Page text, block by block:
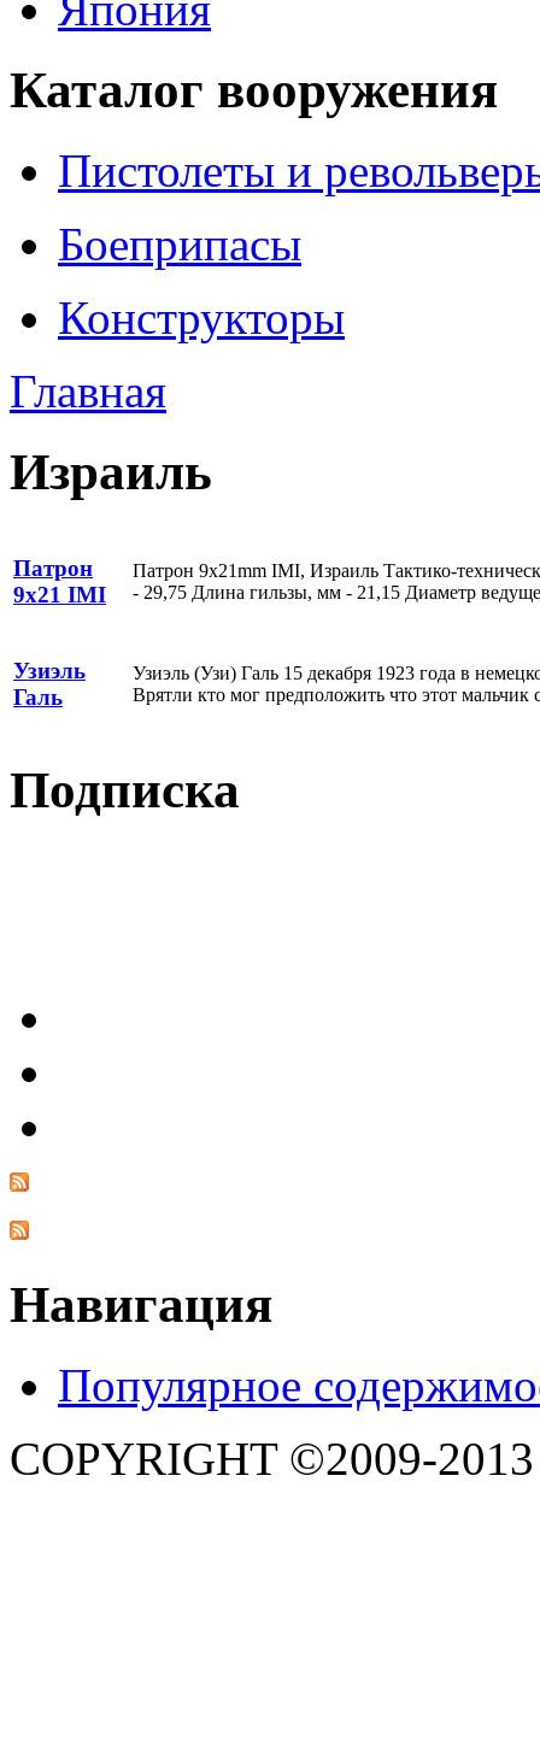
Каталог вооружения
Пистолеты и
Боеприпасы
Конструкторы
Главная
Израиль
Патрон
9x21 IMI
Патрон 9x21mm IMI, Израиль Тактико-
- 29,75 Длина гильзы, мм - 21,15 Диаметр
Узиэль
Галь
Узиэль (Узи) Галь 15 декабря 1923 года в
Врятли кто мог предположить что этот мальчик
Подписка
Навигация
Популярное
COPYRIGHT ©2009-